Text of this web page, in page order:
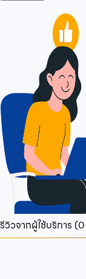
รีวิวจากผู้ใช้บริการ (0